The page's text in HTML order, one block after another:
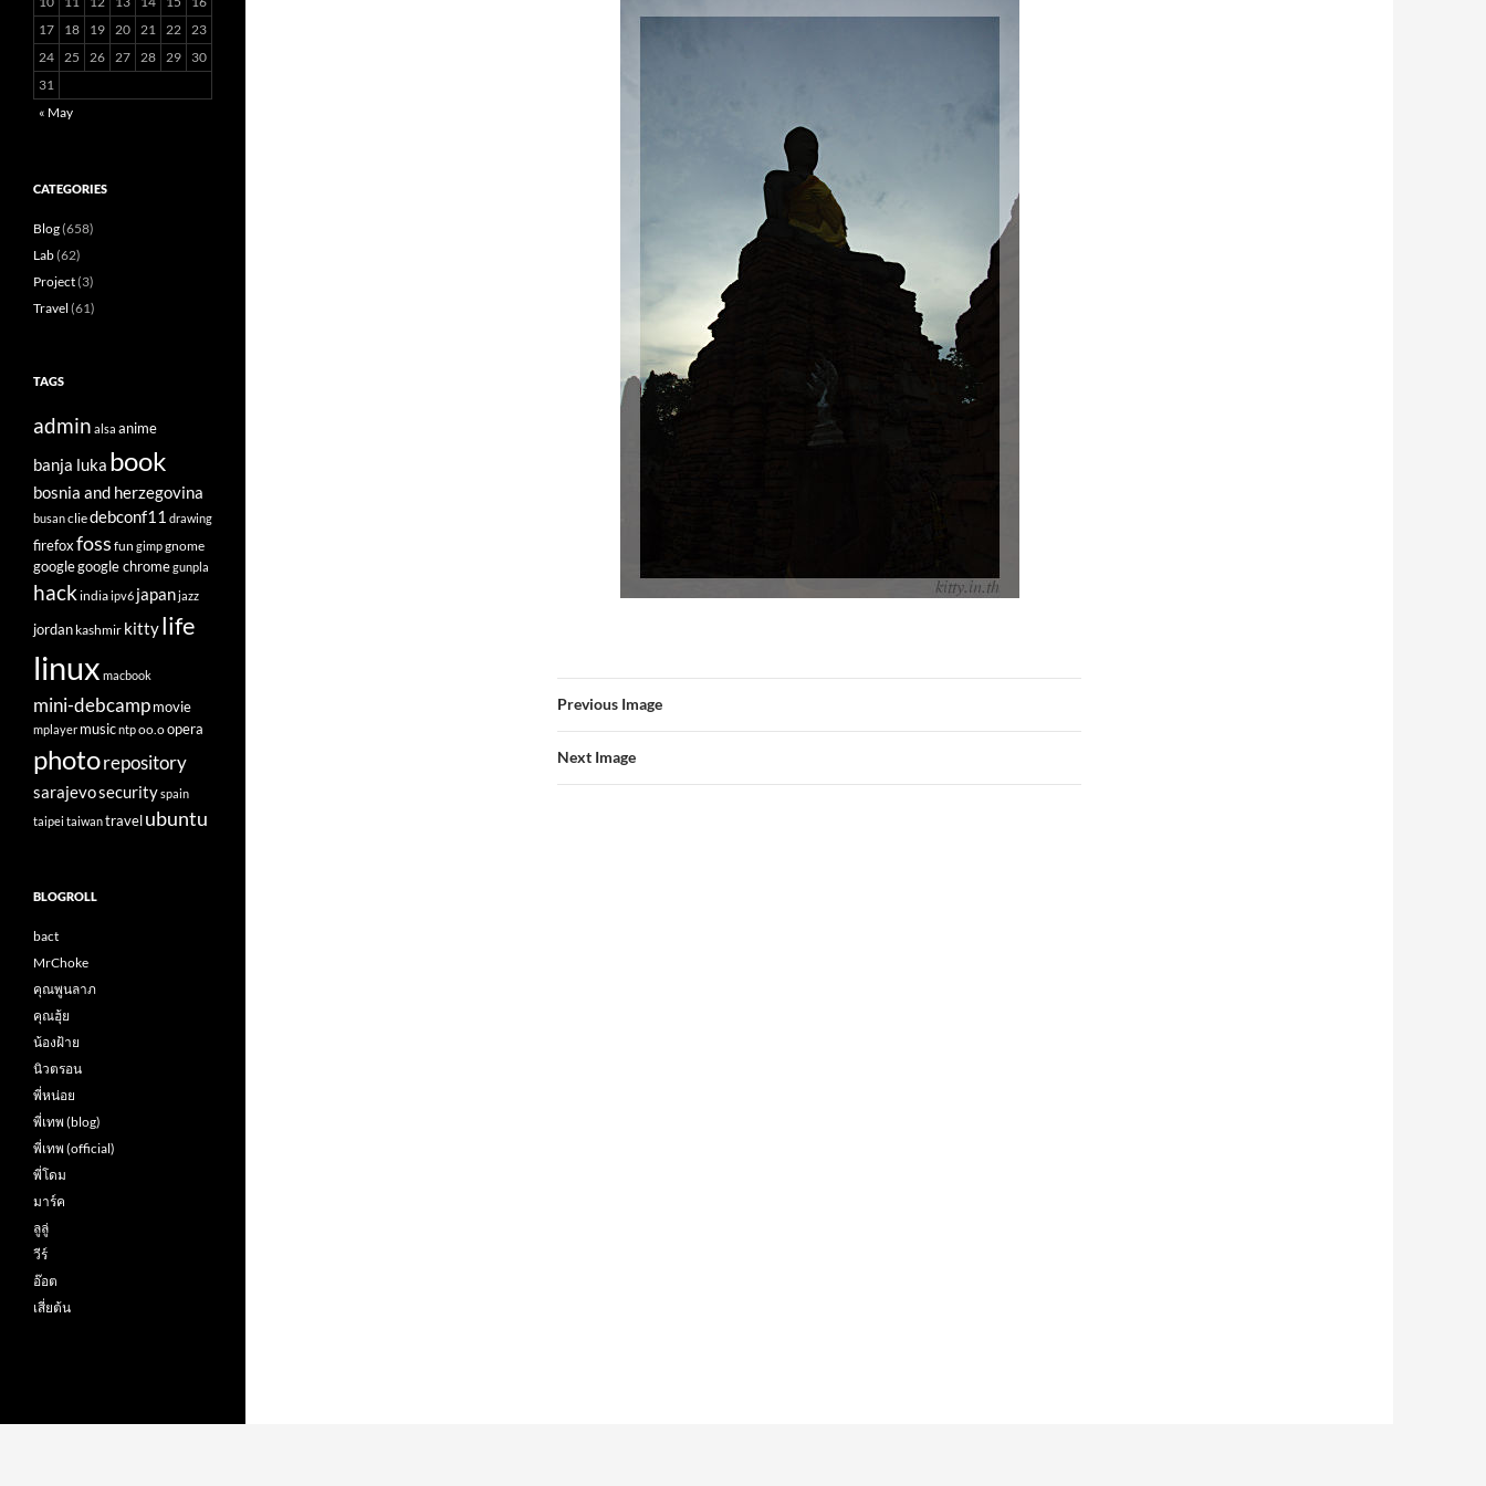
Previous Image
Next Image
17
18 19 20 21 22 23
24 25 26 27 28 29
30
31
« May
CATEGORIES
Blog(658)
Lab(62)
Project(3)
Travel (61)
TAGS
admin alsa anime
banja luka book
bosnia and herzegovina
busancliedebconf11 drawing
firefoxfoss fun gimpgnome
googlegoogle chromegunpla
hackindiaipv6 japanjazz
jordankashmir kittylife
linux macbook
mini-debcampmovie
mplayer musicntpoo.oopera
photorepository
sarajevosecurityspain
taipei taiwantravelubuntu
BLOGROLL
bact
MrChoke
คุณพูนลาภ
คุณฮุ้ย
น้องฝ้าย
นิวตรอน
พี่หน่อย
พี่เทพ (blog)
พี่เทพ (official)
พี่โดม
มาร์ค
ลูลู่
วีร์
อ๊อต
เสี่ยต้น